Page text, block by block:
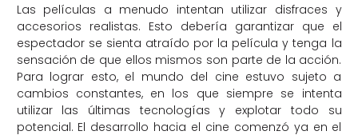
Las películas a menudo intentan utilizar disfraces y
accesorios realistas. Esto debería garantizar que el
espectador se sienta atraído por la película y tenga la
sensación de que ellos mismos son parte de la acción.
Para lograr esto, el mundo del cine estuvo sujeto a
cambios constantes, en los que siempre se intenta
utilizar las últimas tecnologías y explotar todo su
potencial. El desarrollo hacia el cine comenzó ya en el